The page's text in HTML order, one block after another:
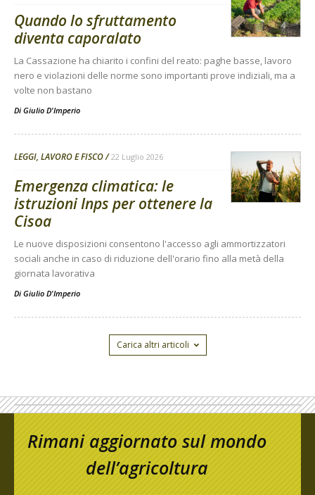
Quando lo sfruttamento
diventa caporalato
La Cassazione ha chiarito i confini del reato: paghe basse, lavoro
nero e violazioni delle norme sono importanti prove indiziali, ma a
volte non bastano
Di Giulio D'Imperio
LEGGI, LAVORO E FISCO 22 Luglio 2026
Emergenza climatica: le
istruzioni Inps per ottenere la
Cisoa
Le nuove disposizioni consentono l'accesso agli ammortizzatori
sociali anche in caso di riduzione dell'orario fino alla metà della
giornata lavorativa
Di Giulio D'Imperio
Carica altri articoli
Rimani aggiornato sul mondo
dell’agricoltura